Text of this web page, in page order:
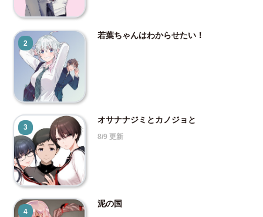
2
若葉ちゃんはわからせたい！
3
オサナナジミとカノジョと
8/9 更新
4
泥の国